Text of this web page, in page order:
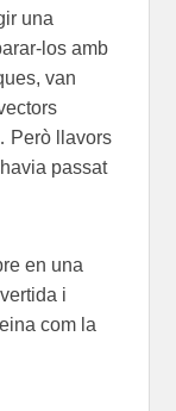
una
los amb
van
Però llavors
passat
en una
i
com la